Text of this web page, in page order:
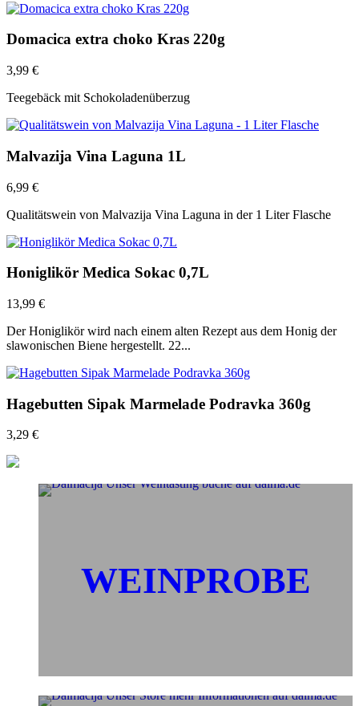
Domacica extra choko Kras 220g
3,99 €
Teegebäck mit Schokoladenüberzug
Malvazija Vina Laguna 1L
6,99 €
Qualitätswein von Malvazija Vina Laguna in der 1 Liter Flasche
Honiglikör Medica Sokac 0,7L
13,99 €
Der Honiglikör wird nach einem alten Rezept aus dem Honig der
slawonischen Biene hergestellt. 22...
Hagebutten Sipak Marmelade Podravka 360g
3,29 €
WEINPROBE